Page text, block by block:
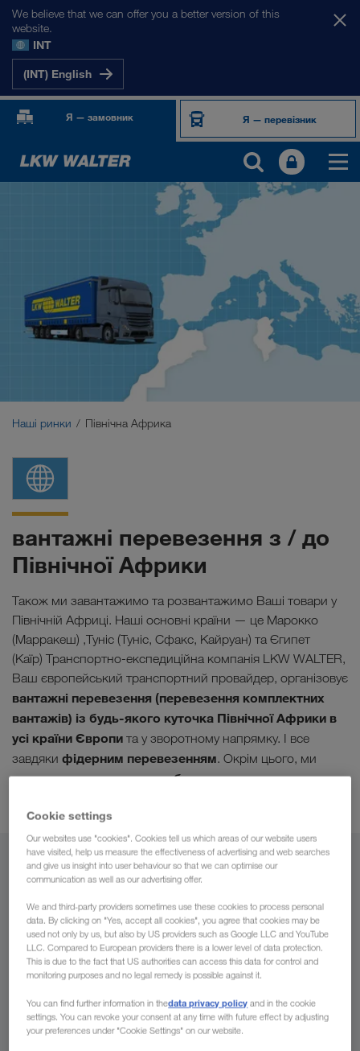
We believe that we can offer you a better version of this
website.
INT
(INT) English
Я — замовник Я — перевізник
Центральна Азія
Росія
Наші ринки Північна Африка
вантажні перевезення з / до
Північної Африки
Також ми завантажимо та розвантажимо Ваші товари у
Північній Африці. Наші основні країни — це Марокко
(Марракеш) ,Туніс (Туніс, Сфакс, Кайруан) та Єгипет
(Каїр) Транспортно-експедиційна компанія LKW WALTER,
Ваш європейський транспортний провайдер, організовує
вантажні перевезення (перевезення комплектних
вантажів) із будь-якого куточка Північної Африки в
усі країни Європи та у зворотному напрямку. І все
завдяки фідерним перевезенням. Окрім цього, ми
пропонуємомаксимальну безпекуза допомогою
Україна
До
Країна
Cookie settings
Our websites use "cookies". Cookies tell us which areas of our website users
have visited, help us measure the effectiveness of advertising and web searches
and give us insight into user behaviour so that we can optimise our
communication as well as our advertising offer.
We and third-party providers sometimes use these cookies to process personal
data. By clicking on "Yes, accept all cookies", you agree that cookies may be
used not only by us, but also by US providers such as Google LLC and YouTube
LLC. Compared to European providers there is a lower level of data protection.
This is due to the fact that US authorities can access this data for control and
monitoring purposes and no legal remedy is possible against it.
You can find further information in thedata privacy policy and in the cookie
settings. You can revoke your consent at any time with future effect by adjusting
your preferences under "Cookie Settings" on our website.